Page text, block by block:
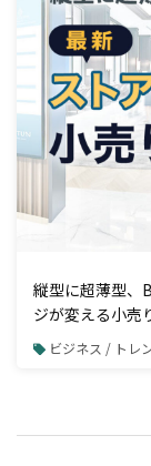
縦型に超薄型、
ジが変える小売
ビジネス / トレ